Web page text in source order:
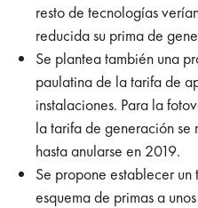
resto de tecnologías
reducida su prima de
Se plantea también una
paulatina de la tarifa de
instalaciones. Para la
la tarifa de generación se
hasta anularse en 2019.
Se propone establecer
esquema de primas a